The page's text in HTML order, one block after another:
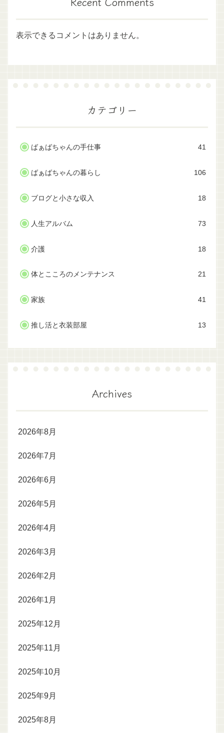
表示できるコメントはありません。
カテゴリー
ばぁばちゃんの手仕事 41
ばぁばちゃんの暮らし 106
ブログと小さな収入 18
人生アルバム 73
介護 18
体とこころのメンテナンス 21
家族 41
推し活と衣装部屋 13
Archives
2026年8月
2026年7月
2026年6月
2026年5月
2026年4月
2026年3月
2026年2月
2026年1月
2025年12月
2025年11月
2025年10月
2025年9月
2025年8月